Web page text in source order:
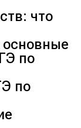
что
по
по